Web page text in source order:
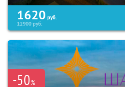
1620 руб.
12900руб.
-50%